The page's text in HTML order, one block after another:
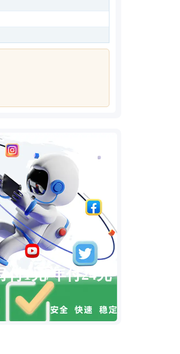
付1元/年付24元